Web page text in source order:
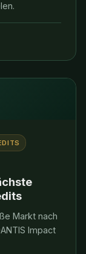
Markt nach
Impact